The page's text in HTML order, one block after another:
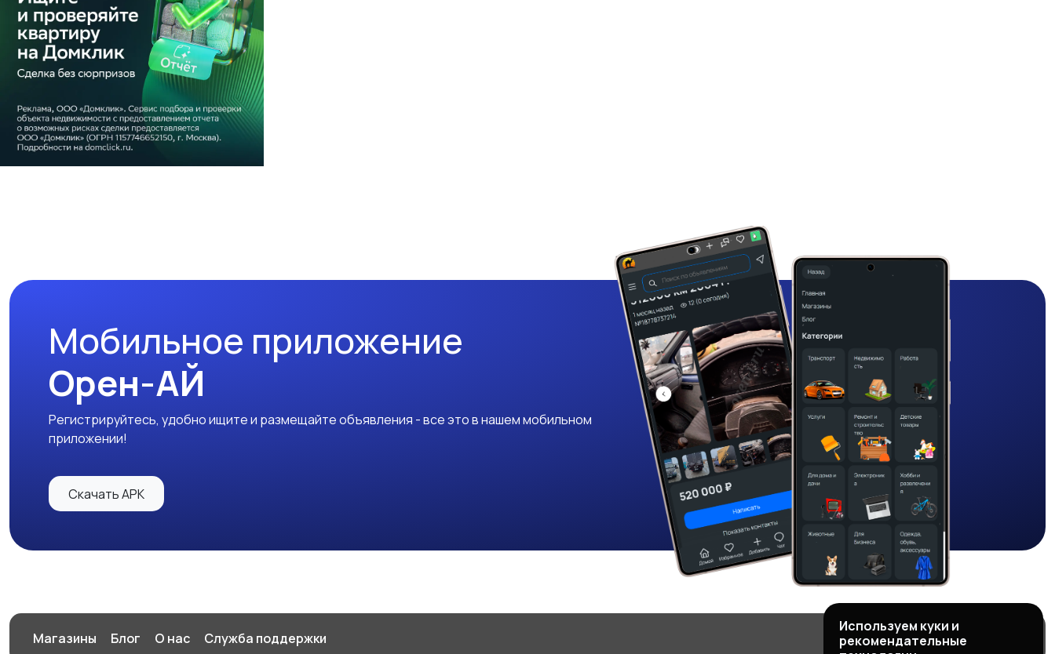
Мобильное приложение
Орен-АЙ
Регистрируйтесь, удобно ищите и размещайте объявления - все это в нашем мобильном
приложении!
Скачать APK
Магазины Блог О нас Служба поддержки
Используем куки и
рекомендательные